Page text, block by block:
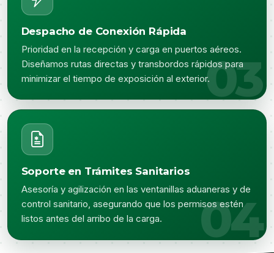
Despacho de Conexión Rápida
Prioridad en la recepción y carga en puertos aéreos.
Diseñamos rutas directas y transbordos rápidos para
minimizar el tiempo de exposición al exterior.
Soporte en Trámites Sanitarios
Asesoría y agilización en las ventanillas aduaneras y de
control sanitario, asegurando que los permisos estén
listos antes del arribo de la carga.